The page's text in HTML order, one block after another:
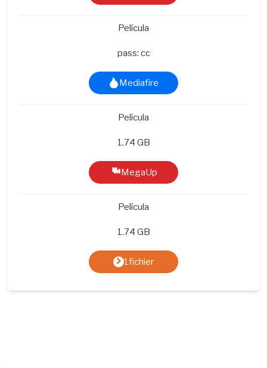
Película
pass: cc
Mediafire
Película
1.74 GB
MegaUp
Película
1.74 GB
1fichier